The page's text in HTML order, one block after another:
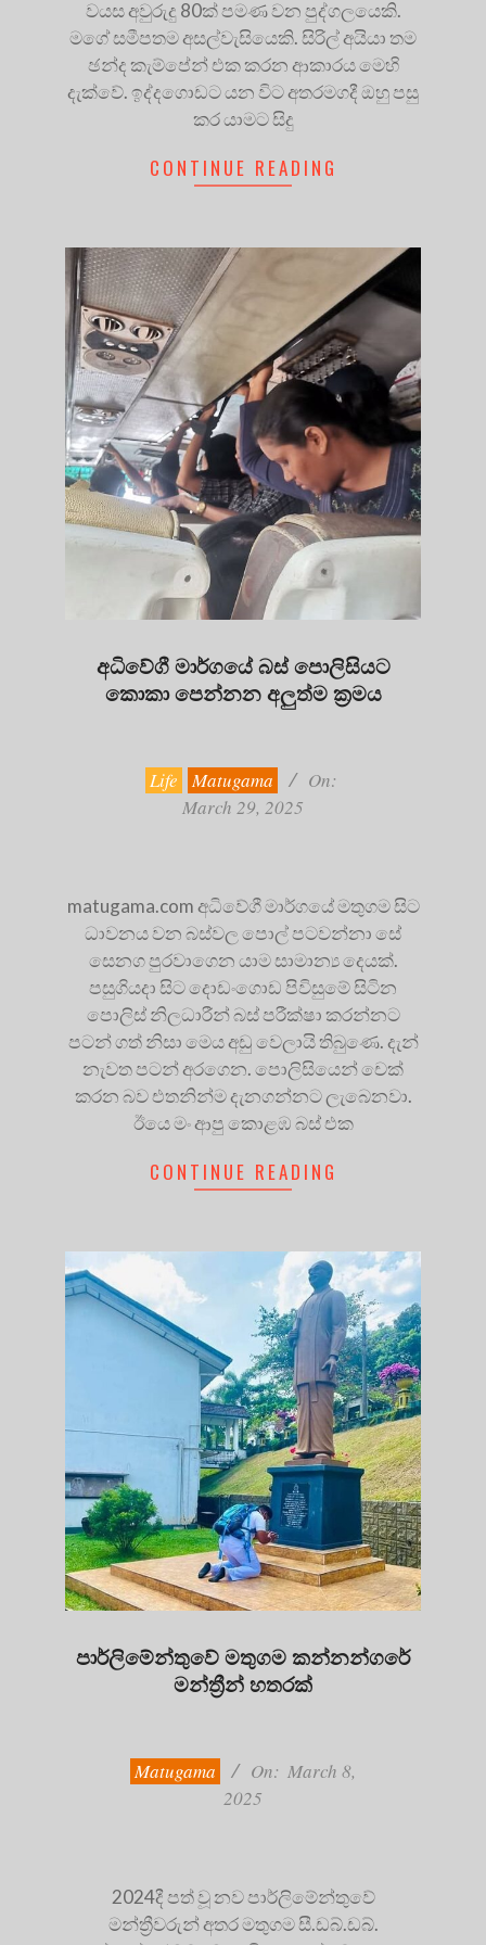
වයස අවුරුදු 80ක් පමණ වන පුද්ගලයෙකි.
මගේ සමීපතම අසල්වැසියෙකි. සිරිල් අයියා තම
ඡන්ද කැම්පේන් එක කරන ආකාරය මෙහි
දැක්වේ. ඉද්දගොඩට යන විට අතරමගදී ඔහු පසු
කර යාමට සිදු
CONTINUE READING
අධිවේගී මාර්ගයේ බස් පොලිසියට
කොකා පෙන්නන අලුත්ම ක්‍රමය
Life Matugama
On:
March 29, 2025
matugama.com අධිවේගී මාර්ගයේ මතුගම සිට
ධාවනය වන බස්වල පොල් පටවන්නා සේ
සෙනග පුරවාගෙන යාම සාමාන්‍ය දෙයක්.
පසුගියදා සිට දොඩංගොඩ පිවිසුමේ සිටින
පොලිස් නිලධාරීන් බස් පරීක්ෂා කරන්නට
පටන් ගත් නිසා මෙය අඩු වෙලායි තිබුණෙ. දැන්
නැවත පටන් අරගෙන. පොලිසියෙන් චෙක්
කරන බව එතනින්ම දැනගන්නට ලැබෙනවා.
ඊයෙ මං ආපු කොළඹ බස් එක
CONTINUE READING
පාර්ලිමේන්තුවේ මතුගම කන්නන්ගරේ
මන්ත්‍රීන් හතරක්
Matugama On: March 8,
2025
2024දී පත් වූ නව පාර්ලිමේන්තුවේ
මන්ත්‍රීවරුන් අතර මතුගම සී.ඩබ්.ඩබ්.